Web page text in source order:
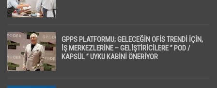
GPPS PLATFORMU; GELECEĞİN OFİS TRENDİ İÇİN,
İŞ MERKEZLERİNE – GELİŞTİRİCİLERE ” POD /
KAPSÜL ” UYKU KABİNİ ÖNERİYOR